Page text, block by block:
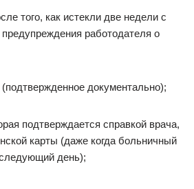
того, как истекли две недели с
работодателя о
документально);
подтверждается справкой врача,
карты (даже когда больничный
день);